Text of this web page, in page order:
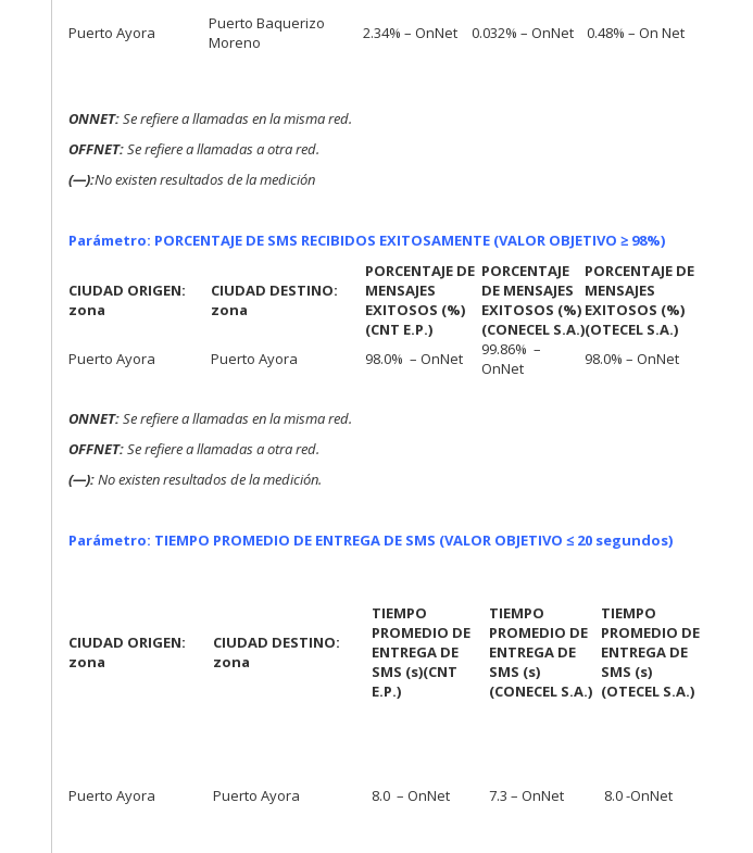
Puerto Ayora
Puerto Baquerizo
Moreno
2.34% – OnNet 0.032% – OnNet 0.48% – On Net
ONNET:Se refiere a llamadas en la misma red.
OFFNET:Se refiere a llamadas a otra red.
(—):No existen resultados de la medición
Parámetro: PORCENTAJE DE SMS RECIBIDOS EXITOSAMENTE (VALOR OBJETIVO ≥ 98%)
CIUDAD ORIGEN:
zona
CIUDAD DESTINO:
zona
PORCENTAJE DE
MENSAJES
EXITOSOS (%)
(CNT E.P.)
PORCENTAJE
DE MENSAJES
EXITOSOS (%)
(CONECEL S.A.)
PORCENTAJE DE
MENSAJES
EXITOSOS (%)
(OTECEL S.A.)
Puerto Ayora
Puerto Ayora 98.0% – OnNet
99.86% –
OnNet
98.0% – OnNet
ONNET:Se refiere a llamadas en la misma red.
OFFNET:Se refiere a llamadas a otra red.
(—):No existen resultados de la medición.
Parámetro: TIEMPO PROMEDIO DE ENTREGA DE SMS (VALOR OBJETIVO ≤ 20 segundos)
CIUDAD ORIGEN:
zona
CIUDAD DESTINO:
zona
TIEMPO
PROMEDIO DE
ENTREGA DE
SMS (s)(CNT
E.P.)
TIEMPO
PROMEDIO DE
ENTREGA DE
SMS (s)
(CONECEL S.A.)
TIEMPO
PROMEDIO DE
ENTREGA DE
SMS (s)
(OTECEL S.A.)
Puerto Ayora Puerto Ayora 8.0 – OnNet 7.3 – OnNet 8.0 -OnNet